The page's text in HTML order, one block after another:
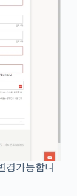
경가능합니